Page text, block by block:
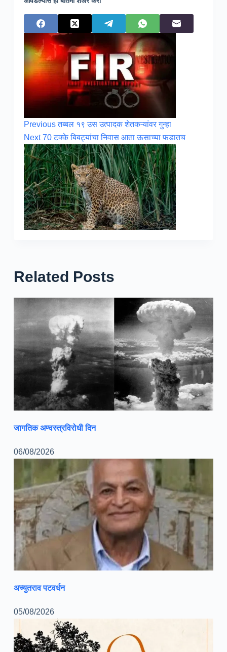
Previousतब्बल १९ उस उत्‍पादक शेतकऱ्यांवर गुन्हा
Next70 टक्के बिबट्यांचा निवास आता ऊसाच्या फडातच
Related Posts
जागतिक अण्वस्त्रविरोधी दिन
06/08/2026
अच्युतराव पटवर्धन
05/08/2026